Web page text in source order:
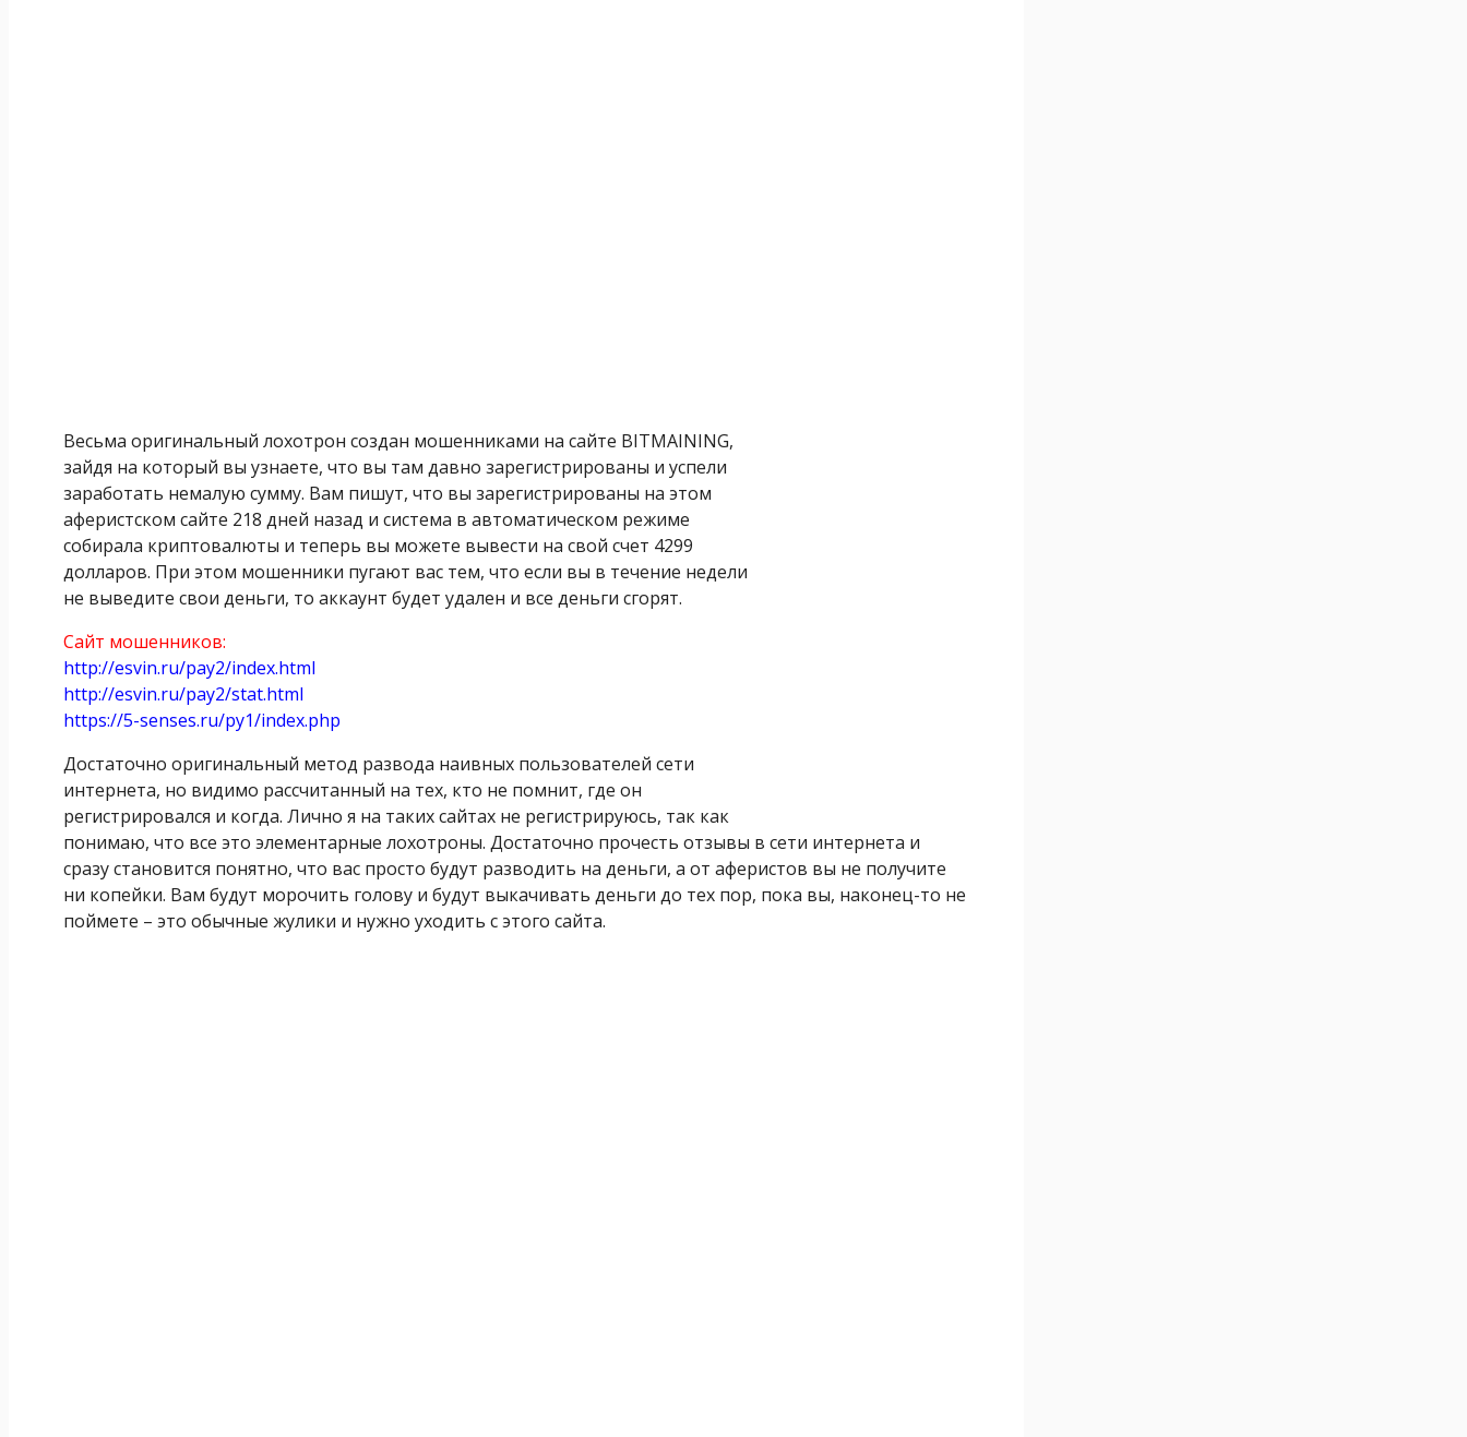
Весьма оригинальный лохотрон создан мошенниками на сайте BITMAINING,
зайдя на который вы узнаете, что вы там давно зарегистрированы и успели
заработать немалую сумму. Вам пишут, что вы зарегистрированы на этом
аферистском сайте 218 дней назад и система в автоматическом режиме
собирала криптовалюты и теперь вы можете вывести на свой счет 4299
долларов. При этом мошенники пугают вас тем, что если вы в течение недели
не выведите свои деньги, то аккаунт будет удален и все деньги сгорят.
Сайт мошенников:
http://esvin.ru/pay2/index.html
http://esvin.ru/pay2/stat.html
https://5-senses.ru/py1/index.php
Достаточно оригинальный метод развода наивных пользователей сети
интернета, но видимо рассчитанный на тех, кто не помнит, где он
регистрировался и когда. Лично я на таких сайтах не регистрируюсь, так как
понимаю, что все это элементарные лохотроны. Достаточно прочесть отзывы в сети интернета и
сразу становится понятно, что вас просто будут разводить на деньги, а от аферистов вы не получите
ни копейки. Вам будут морочить голову и будут выкачивать деньги до тех пор, пока вы, наконец-то не
поймете – это обычные жулики и нужно уходить с этого сайта.